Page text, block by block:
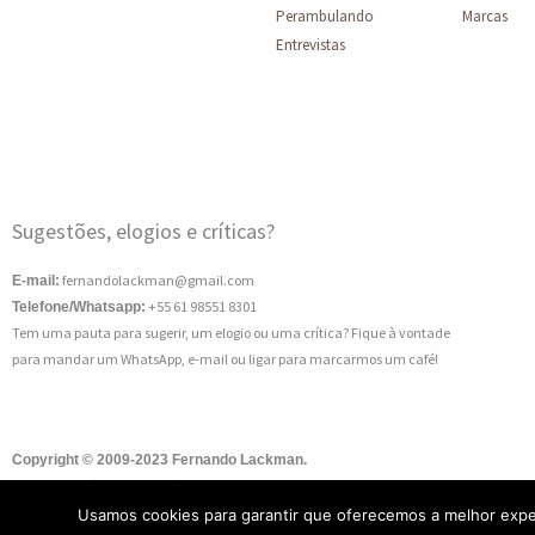
Perambulando
Entrevistas
Marcas
Sugestões, elogios e críticas?
E-mail: fernandolackman@gmail.com
Telefone/Whatsapp: +55 61 98551 8301
Tem uma pauta para sugerir, um elogio ou uma crítica? Fique à vontade
para mandar um WhatsApp, e-mail ou ligar para marcarmos um café!
Copyright © 2009-2023 Fernando Lackman.
Todo o conteúdo deste site é de uso exclusivo da LackmanPontoCom. Proibida
prévia autorização, sob as penas da lei.LackmanPontoCom LTDA – CNPJ/MF
Usamos cookies para garantir que oferecemos a melhor